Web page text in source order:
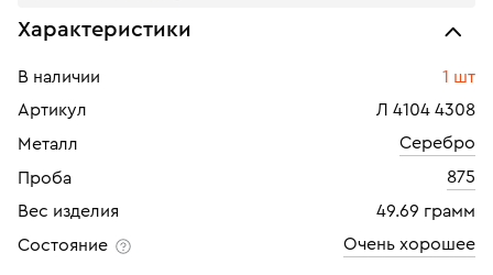
Характеристики
В наличии
1 шт
Артикул
Л 4104 4308
Металл
Серебро
Проба
875
Вес изделия
49.69 грамм
Состояние
Очень хорошее